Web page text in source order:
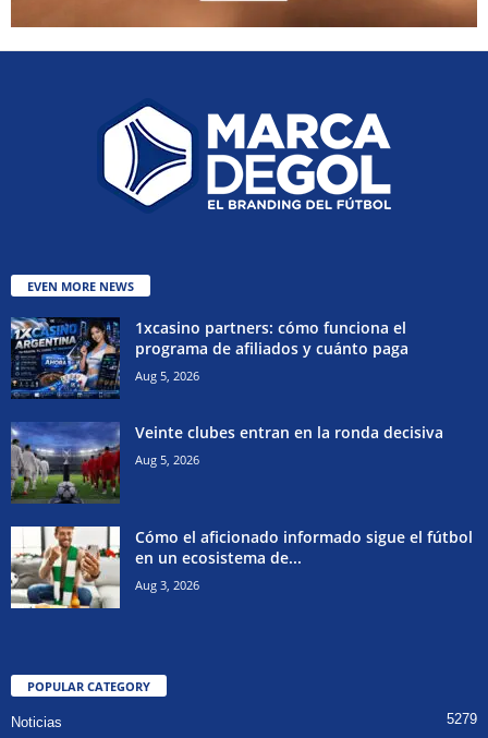
EVEN MORE NEWS
1xcasino partners: cómo funciona el
programa de afiliados y cuánto paga
Aug 5, 2026
Veinte clubes entran en la ronda decisiva
Aug 5, 2026
Cómo el aficionado informado sigue el fútbol
en un ecosistema de...
Aug 3, 2026
POPULAR CATEGORY
Noticias 5279